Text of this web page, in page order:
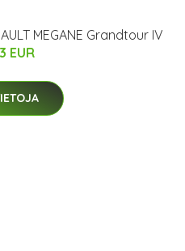
MEGANE Grandtour IV
EUR